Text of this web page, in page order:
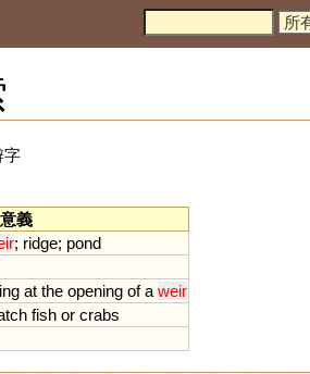
字
意義
; ridge; pond
at the opening of a weir
fish or crabs